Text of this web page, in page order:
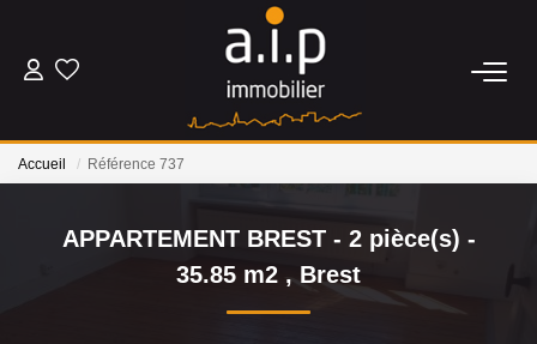
ACHETER
ESTIMER
Accueil Référence 737
APPARTEMENT BREST - 2 pièce(s) -
35.85 m2 , Brest